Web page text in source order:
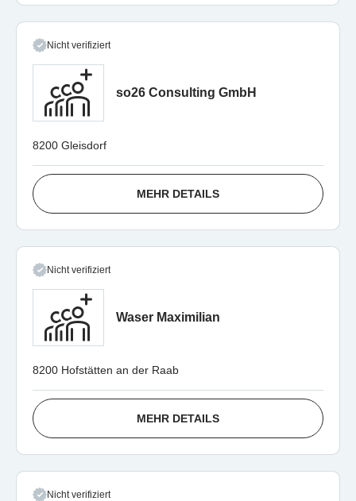
Nicht verifiziert
so26 Consulting GmbH
8200 Gleisdorf
MEHR DETAILS
Nicht verifiziert
Waser Maximilian
8200 Hofstätten an der Raab
MEHR DETAILS
Nicht verifiziert